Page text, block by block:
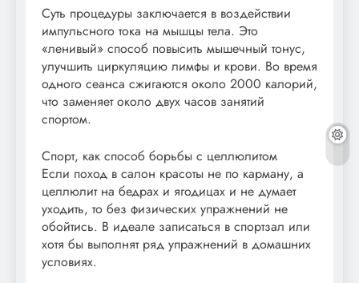
Суть процедуры заключается в воздействии
импульсного тока на мышцы тела. Это
«ленивый» способ повысить мышечный тонус,
улучшить циркуляцию лимфы и крови. Во время
одного сеанса сжигаются около 2000 калорий,
что заменяет около двух часов занятий
спортом.
Спорт, как способ борьбы с целлюлитом
Если поход в салон красоты не по карману, а
целлюлит на бедрах и ягодицах и не думает
уходить, то без физических упражнений не
обойтись. В идеале записаться в спортзал или
хотя бы выполнят ряд упражнений в домашних
условиях.